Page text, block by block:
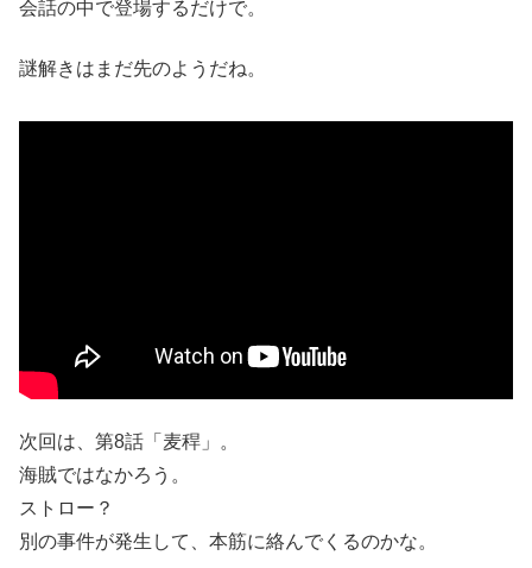
会話の中で登場するだけで。
謎解きはまだ先のようだね。
次回は、第8話「麦稈」。
海賊ではなかろう。
ストロー？
別の事件が発生して、本筋に絡んでくるのかな。